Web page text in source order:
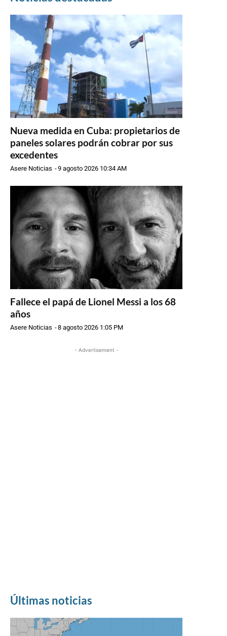
Nueva medida en Cuba: propietarios de
paneles solares podrán cobrar por sus
excedentes
Asere Noticias -9 agosto 2026 10:34 AM
Fallece el papá de Lionel Messi a los 68
años
Asere Noticias -8 agosto 2026 1:05 PM
- Advertisement -
Últimas noticias